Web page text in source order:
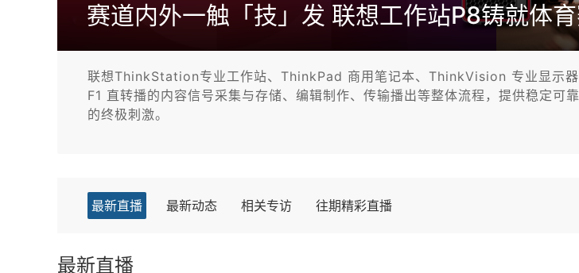
赛道内外一触「技」发 联想工作站P8铸就体
联想ThinkStation专业工作站、ThinkPad 商用笔记本、ThinkVision 专业显示
F1 直转播的内容信号采集与存储、编辑制作、传输播出等整体流程，提供稳定可
的终极刺激。
最新直播 最新动态 相关专访 往期精彩直播
最新直播